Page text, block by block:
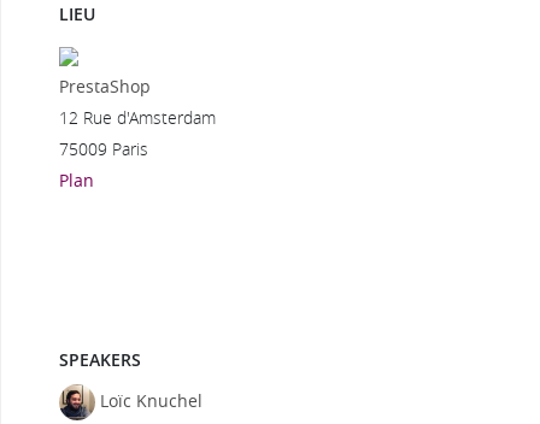
LIEU
PrestaShop
12 Rue d'Amsterdam
75009 Paris
Plan
SPEAKERS
Loïc Knuchel